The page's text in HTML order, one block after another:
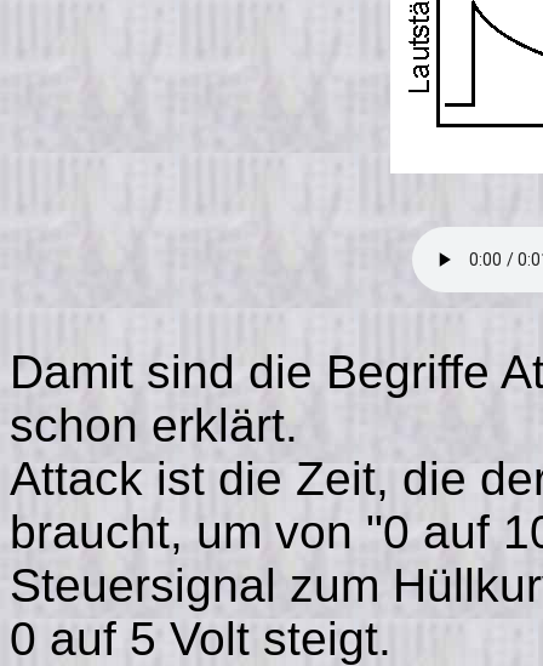
Damit sind die Begriffe
schon erklärt.
Attack ist die Zeit, die
braucht, um von "0 auf
Steuersignal zum
0 auf 5 Volt steigt.